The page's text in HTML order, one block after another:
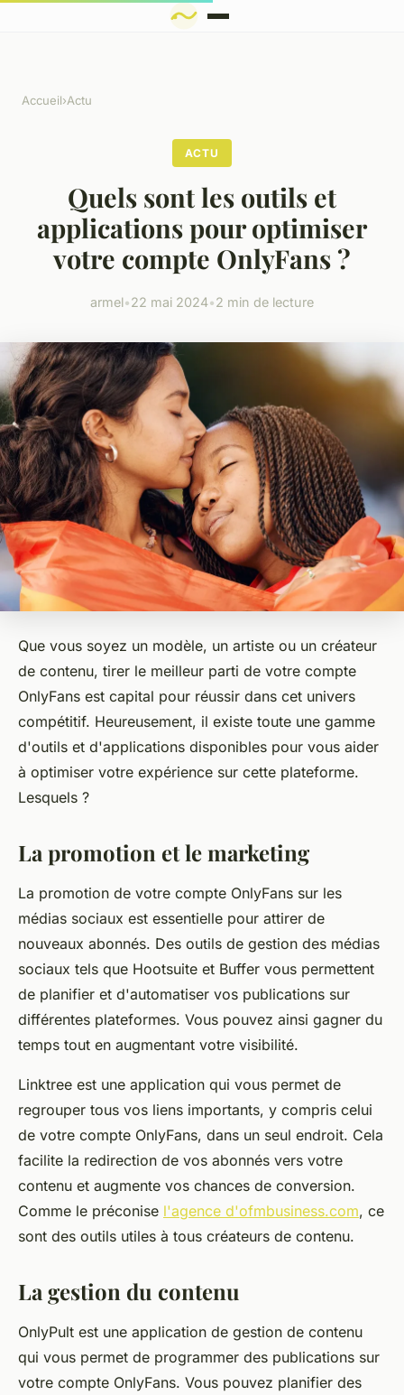
Accueil›Actu
ACTU
Quels sont les outils et
applications pour optimiser
votre compte OnlyFans ?
armel•22 mai 2024•2 min de lecture
Que vous soyez un modèle, un artiste ou un créateur
de contenu, tirer le meilleur parti de votre compte
OnlyFans est capital pour réussir dans cet univers
compétitif. Heureusement, il existe toute une gamme
d'outils et d'applications disponibles pour vous aider
à optimiser votre expérience sur cette plateforme.
Lesquels ?
La promotion et le marketing
La promotion de votre compte OnlyFans sur les
médias sociaux est essentielle pour attirer de
nouveaux abonnés. Des outils de gestion des médias
sociaux tels que Hootsuite et Buffer vous permettent
de planifier et d'automatiser vos publications sur
différentes plateformes. Vous pouvez ainsi gagner du
temps tout en augmentant votre visibilité.
Linktree est une application qui vous permet de
regrouper tous vos liens importants, y compris celui
de votre compte OnlyFans, dans un seul endroit. Cela
facilite la redirection de vos abonnés vers votre
contenu et augmente vos chances de conversion.
Comme le préconise l'agence d'ofmbusiness.com, ce
sont des outils utiles à tous créateurs de contenu.
La gestion du contenu
OnlyPult est une application de gestion de contenu
qui vous permet de programmer des publications sur
votre compte OnlyFans. Vous pouvez planifier des